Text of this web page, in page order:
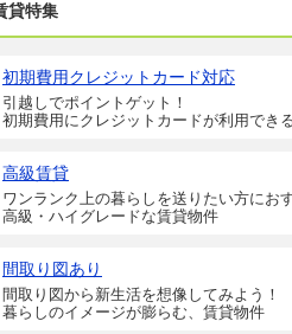
貸特集
初期費用クレジットカード対応
引越しでポイントゲット！
初期費用にクレジットカードが利用でき
高級賃貸
ワンランク上の暮らしを送りたい方にお
高級・ハイグレードな賃貸物件
間取り図あり
間取り図から新生活を想像してみよう！
暮らしのイメージが膨らむ、賃貸物件